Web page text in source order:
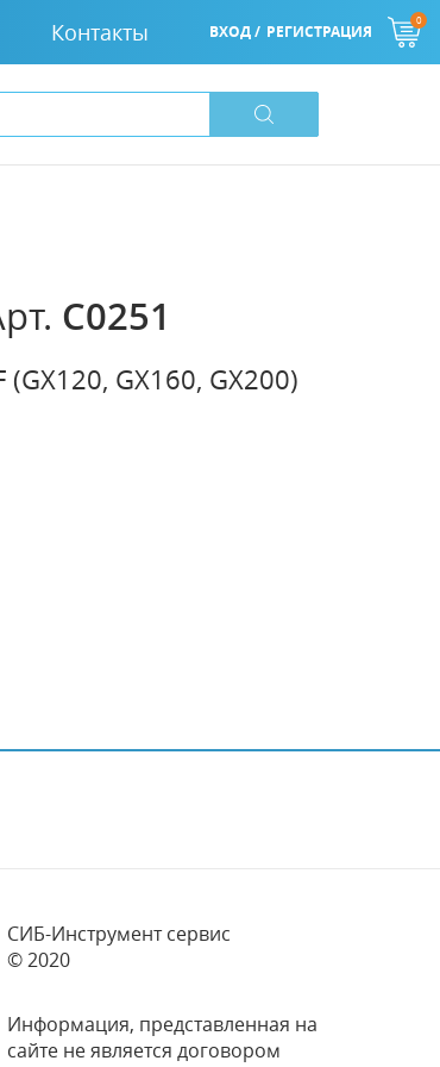
Контакты ВХОД / РЕГИСТРАЦИЯ
0
C0251
GX160, GX200)
СИБ-Инструмент сервис
© 2020
Информация, представленная на
сайте не является договором